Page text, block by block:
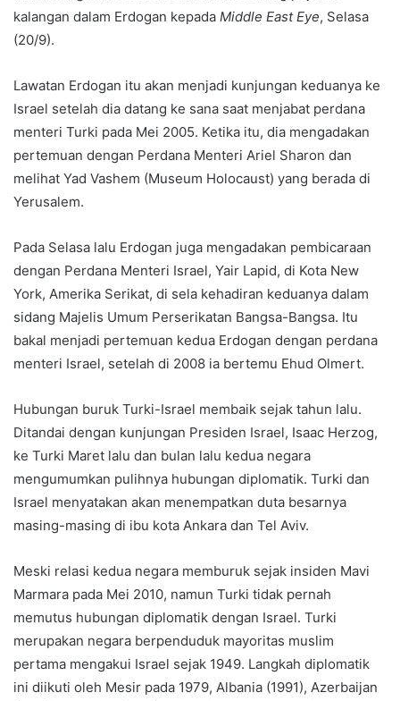
kalangan dalam Erdogan kepada Middle East Eye, Selasa
(20/9).
Lawatan Erdogan itu akan menjadi kunjungan keduanya ke
Israel setelah dia datang ke sana saat menjabat perdana
menteri Turki pada Mei 2005. Ketika itu, dia mengadakan
pertemuan dengan Perdana Menteri Ariel Sharon dan
melihat Yad Vashem (Museum Holocaust) yang berada di
Yerusalem.
Pada Selasa lalu Erdogan juga mengadakan pembicaraan
dengan Perdana Menteri Israel, Yair Lapid, di Kota New
York, Amerika Serikat, di sela kehadiran keduanya dalam
sidang Majelis Umum Perserikatan Bangsa-Bangsa. Itu
bakal menjadi pertemuan kedua Erdogan dengan perdana
menteri Israel, setelah di 2008 ia bertemu Ehud Olmert.
Hubungan buruk Turki-Israel membaik sejak tahun lalu.
Ditandai dengan kunjungan Presiden Israel, Isaac Herzog,
ke Turki Maret lalu dan bulan lalu kedua negara
mengumumkan pulihnya hubungan diplomatik. Turki dan
Israel menyatakan akan menempatkan duta besarnya
masing-masing di ibu kota Ankara dan Tel Aviv.
Meski relasi kedua negara memburuk sejak insiden Mavi
Marmara pada Mei 2010, namun Turki tidak pernah
memutus hubungan diplomatik dengan Israel. Turki
merupakan negara berpenduduk mayoritas muslim
pertama mengakui Israel sejak 1949. Langkah diplomatik
ini diikuti oleh Mesir pada 1979, Albania (1991), Azerbaijan